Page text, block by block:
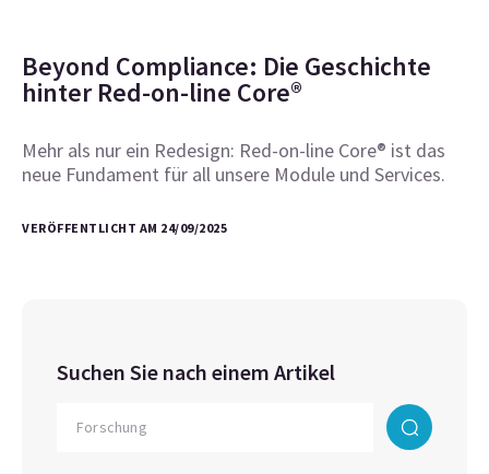
Beyond Compliance: Die Geschichte
hinter Red-on-line Core®
Mehr als nur ein Redesign: Red-on-line Core® ist das
neue Fundament für all unsere Module und Services.
VERÖFFENTLICHT AM 24/09/2025
Suchen Sie nach einem Artikel